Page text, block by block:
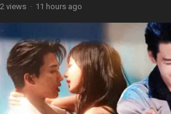
2 views · 11 hours ago